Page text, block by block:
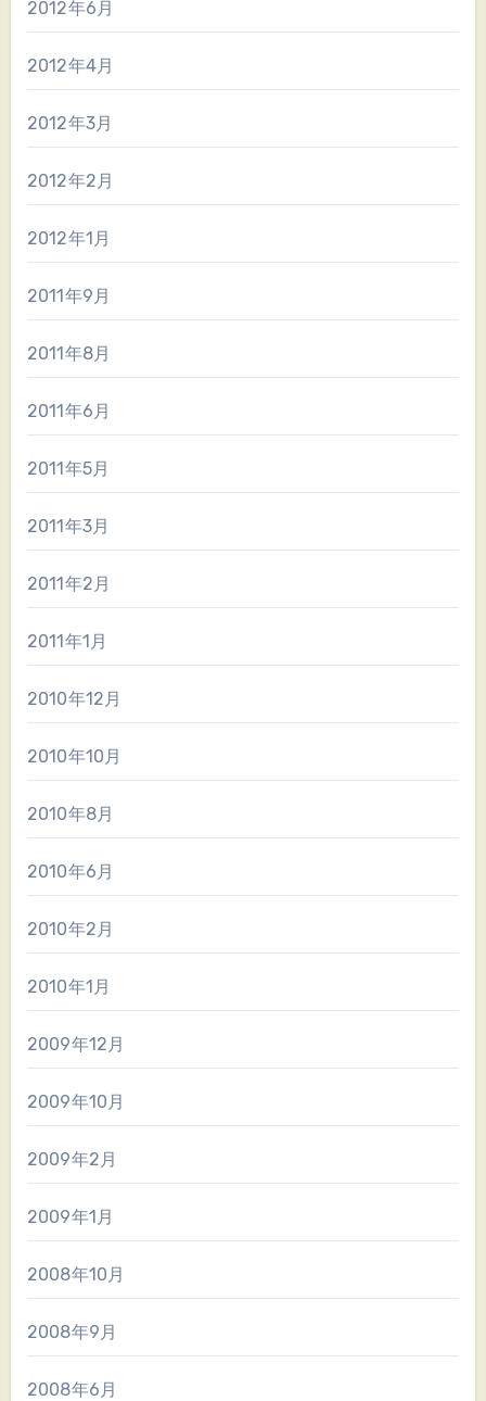
2012年6月
2012年4月
2012年3月
2012年2月
2012年1月
2011年9月
2011年8月
2011年6月
2011年5月
2011年3月
2011年2月
2011年1月
2010年12月
2010年10月
2010年8月
2010年6月
2010年2月
2010年1月
2009年12月
2009年10月
2009年2月
2009年1月
2008年10月
2008年9月
2008年6月